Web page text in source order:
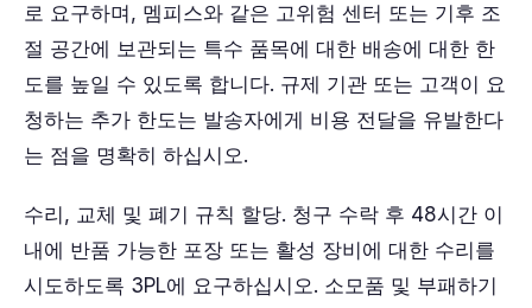
로 요구하며, 멤피스와 같은 고위험 센터 또는 기후 조
절 공간에 보관되는 특수 품목에 대한 배송에 대한 한
도를 높일 수 있도록 합니다. 규제 기관 또는 고객이 요
청하는 추가 한도는 발송자에게 비용 전달을 유발한다
는 점을 명확히 하십시오.
수리, 교체 및 폐기 규칙 할당. 청구 수락 후 48시간 이
내에 반품 가능한 포장 또는 활성 장비에 대한 수리를
시도하도록 3PL에 요구하십시오. 소모품 및 부패하기